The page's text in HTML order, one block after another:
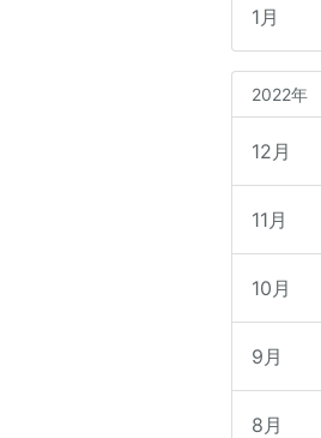
示
1月
2022年
12月
11月
10月
9月
8月